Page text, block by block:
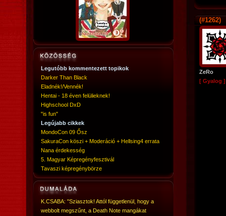
Legutóbb kommentezett topikok
Darker Than Black
Eladnék!/Vennék!
Hentai - 18 éven felülieknek!
Highschool DxD
"is fun"
Legújabb cikkek
MondoCon 09 Ősz
SakuraCon köszi + Moderáció + Hellsing4 errata
Nana érdekesség
5. Magyar Képregényfesztivál
Tavaszi képregénybörze
K.CSABA: "Sziasztok! Attól függetlenül, hogy a
webbolt megszűnt, a Death Note mangákat
(#1262)
ZeRo
[ Gyalog ]